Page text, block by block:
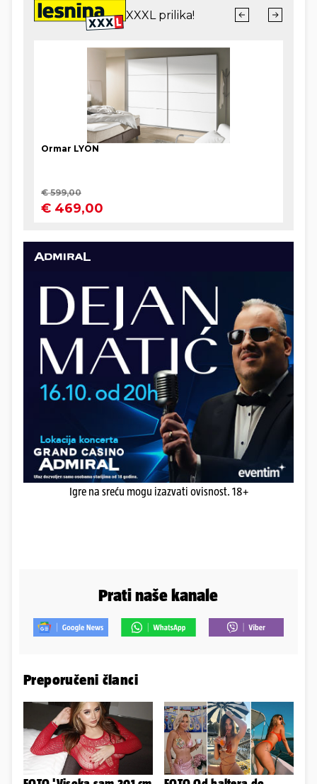
Igre na sreću mogu izazvati ovisnost. 18+
Prati naše kanale
Preporučeni članci